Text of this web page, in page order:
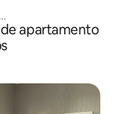
apartamento